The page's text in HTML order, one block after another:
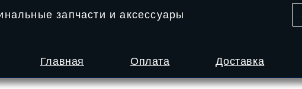
запчасти и аксессуары
Главная Оплата Доставка